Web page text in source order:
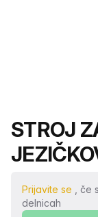
Ime
STROJ
Prijavite se , če
delnicah